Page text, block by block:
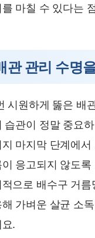
마칠 수 있다는
관 관리 수명
시원하게 뚫은 배
습관이 정말 중요
마지막 단계에
응고되지 않도
으로 배수구 거
가벼운 살균 소
.